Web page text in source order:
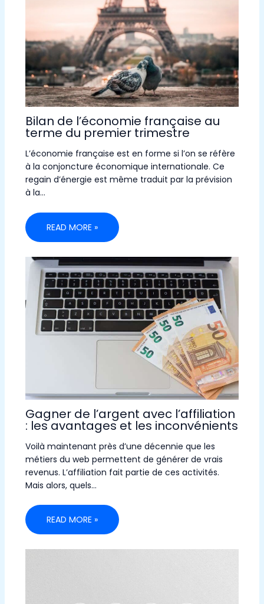
Bilan de l’économie française au
terme du premier trimestre
L’économie française est en forme si l’on se réfère
à la conjoncture économique internationale. Ce
regain d’énergie est même traduit par la prévision
à la…
READ MORE »
Gagner de l’argent avec l’affiliation
: les avantages et les inconvénients
Voilà maintenant près d’une décennie que les
métiers du web permettent de générer de vrais
revenus. L’affiliation fait partie de ces activités.
Mais alors, quels…
READ MORE »